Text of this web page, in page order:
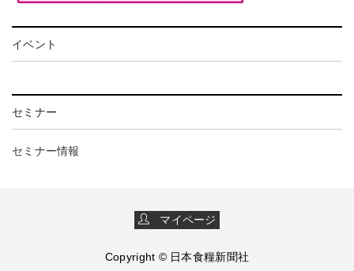
イベント
セミナー
セミナー情報
マイページ
Copyright © 日本食糧新聞社